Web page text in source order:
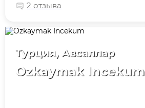
2 отзыва
Турция, Авсаллар
Ozkaymak Incekum